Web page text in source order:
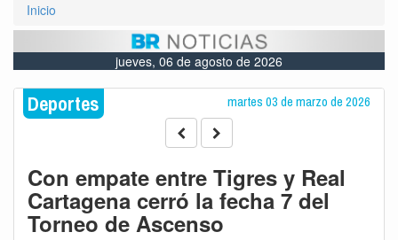
Inicio
jueves, 06 de agosto de 2026
Deportes martes 03 de marzo de 2026
Con empate entre Tigres y Real
Cartagena cerró la fecha 7 del
Torneo de Ascenso